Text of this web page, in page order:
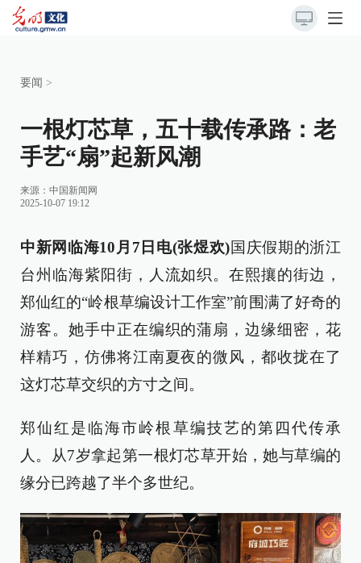
要闻 >
一根灯芯草，五十载传承路：老
手艺“扇”起新风潮
来源： 中国新闻网
2025-10-07 19:12
中新网临海10月7日电(张煜欢)国庆假期的浙江
台州临海紫阳街，人流如织。在熙攘的街边，
郑仙红的“岭根草编设计工作室”前围满了好奇的
游客。她手中正在编织的蒲扇，边缘细密，花
样精巧，仿佛将江南夏夜的微风，都收拢在了
这灯芯草交织的方寸之间。
郑仙红是临海市岭根草编技艺的第四代传承
人。从7岁拿起第一根灯芯草开始，她与草编的
缘分已跨越了半个多世纪。